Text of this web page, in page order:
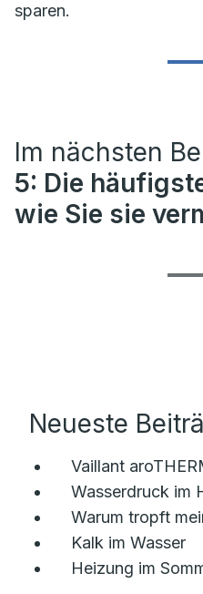
sparen.
Im nächsten
5: Die
wie Sie sie
Neueste
Vaillant
Wasserdruck im
Warum tropft
Kalk im Wasser
Heizung im